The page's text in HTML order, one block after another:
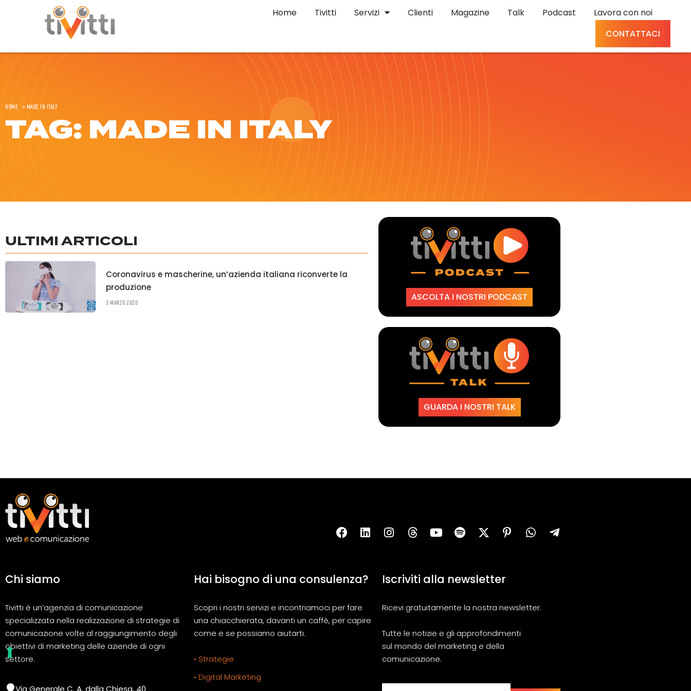
Home Tivitti Servizi Clienti Magazine Talk Podcast
Lavora con noi
CONTATTACI
Home >Made in Italy
TAG: MADE IN ITALY
ULTIMI ARTICOLI
Coronavirus e mascherine, un’azienda italiana riconverte la
produzione
3 Marzo 2020 ASCOLTA I NOSTRI PODCAST
GUARDA I NOSTRI TALK
Chi siamo
Tivitti è un’agenzia di comunicazione
specializzata nella realizzazione di strategie di
comunicazione volte al raggiungimento degli
obiettivi di marketing delle aziende di ogni
settore.
Via Generale C. A. dalla Chiesa, 40
Hai bisogno di una consulenza?
Scopri i nostri servizi e incontriamoci per fare
una chiacchierata, davanti un caffè, per capire
come e se possiamo aiutarti.
• Strategie
• Digital Marketing
Iscriviti alla newsletter
Ricevi gratuitamente la nostra newsletter.
Tutte le notizie e gli approfondimenti
sul mondo del marketing e della
comunicazione.